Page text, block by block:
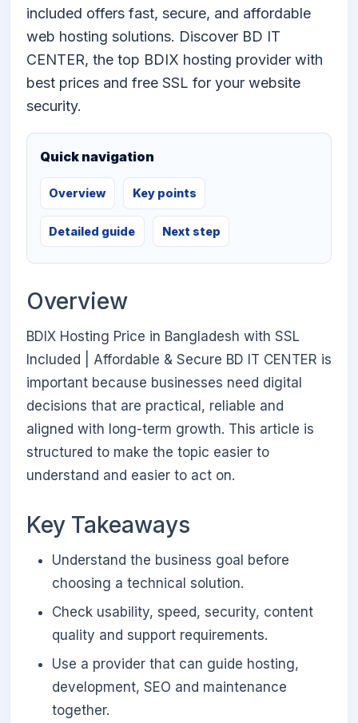
included offers fast, secure, and affordable
web hosting solutions. Discover BD IT
CENTER, the top BDIX hosting provider with
best prices and free SSL for your website
security.
Quick navigation
Overview Key points
Detailed guide Next step
Overview
BDIX Hosting Price in Bangladesh with SSL
Included | Affordable & Secure BD IT CENTER is
important because businesses need digital
decisions that are practical, reliable and
aligned with long-term growth. This article is
structured to make the topic easier to
understand and easier to act on.
Key Takeaways
Understand the business goal before
choosing a technical solution.
Check usability, speed, security, content
quality and support requirements.
Use a provider that can guide hosting,
development, SEO and maintenance
together.